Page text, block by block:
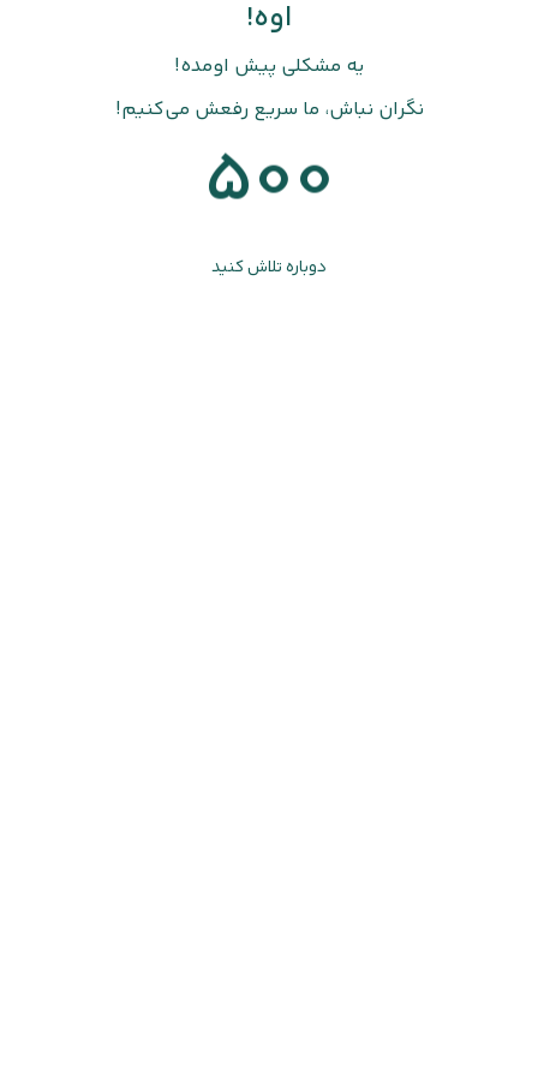
اوه!
یه مشکلی پیش اومده!
نگران نباش، ما سریع رفعش می‌کنیم!
500
دوباره تلاش کنید